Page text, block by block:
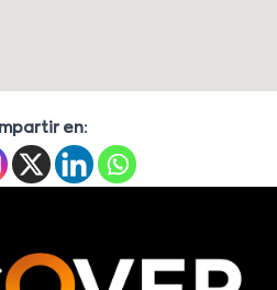
en: